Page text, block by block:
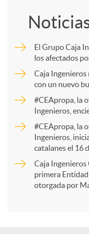
p
a
r
t
El Grupo Caja
los afectados
Caja Ingenieros
con un nuevo
#CEApropa, la
Ingenieros,
#CEApropa, la
Ingenieros,
catalanes el 16
Caja
primera
otorgada por